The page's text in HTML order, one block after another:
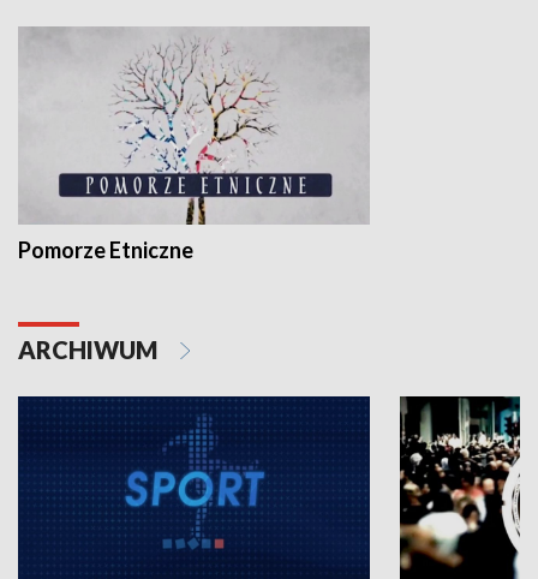
Pomorze Etniczne
ARCHIWUM